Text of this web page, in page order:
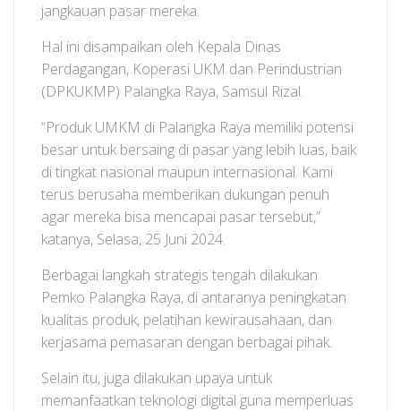
jangkauan pasar mereka.
Hal ini disampaikan oleh Kepala Dinas
Perdagangan, Koperasi UKM dan Perindustrian
(DPKUKMP) Palangka Raya, Samsul Rizal.
“Produk UMKM di Palangka Raya memiliki potensi
besar untuk bersaing di pasar yang lebih luas, baik
di tingkat nasional maupun internasional. Kami
terus berusaha memberikan dukungan penuh
agar mereka bisa mencapai pasar tersebut,”
katanya, Selasa, 25 Juni 2024.
Berbagai langkah strategis tengah dilakukan
Pemko Palangka Raya, di antaranya peningkatan
kualitas produk, pelatihan kewirausahaan, dan
kerjasama pemasaran dengan berbagai pihak.
Selain itu, juga dilakukan upaya untuk
memanfaatkan teknologi digital guna memperluas